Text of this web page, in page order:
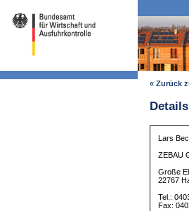
« Zurück
Lars
ZEBAU
Große
22767
Tel.:
Fax: